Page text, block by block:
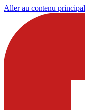
Aller au contenu principal